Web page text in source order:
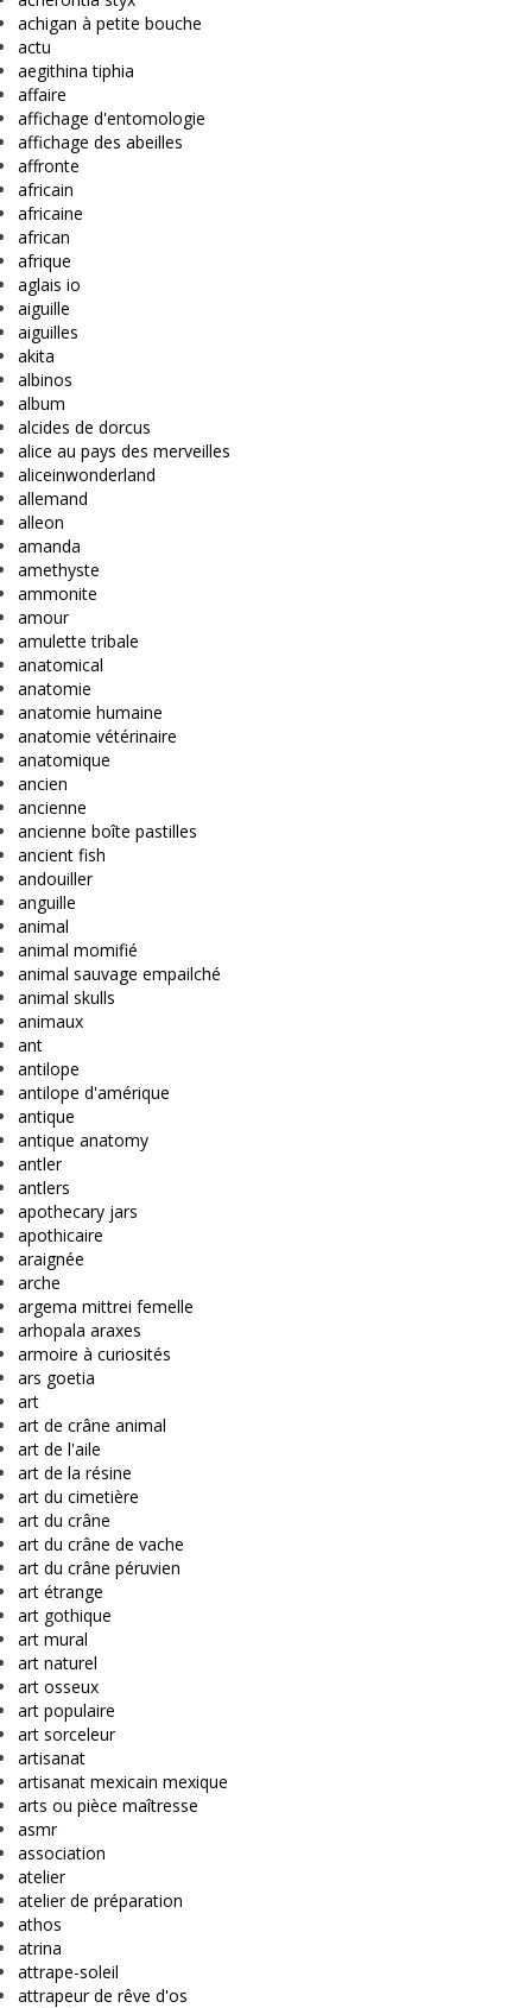
achigan à petite bouche
actu
aegithina tiphia
affaire
affichage d'entomologie
affichage des abeilles
affronte
africain
africaine
african
afrique
aglais io
aiguille
aiguilles
akita
albinos
album
alcides de dorcus
alice au pays des merveilles
aliceinwonderland
allemand
alleon
amanda
amethyste
ammonite
amour
amulette tribale
anatomical
anatomie
anatomie humaine
anatomie vétérinaire
anatomique
ancien
ancienne
ancienne boîte pastilles
ancient fish
andouiller
anguille
animal
animal momifié
animal sauvage empailché
animal skulls
animaux
ant
antilope
antilope d'amérique
antique
antique anatomy
antler
antlers
apothecary jars
apothicaire
araignée
arche
argema mittrei femelle
arhopala araxes
armoire à curiosités
ars goetia
art
art de crâne animal
art de l'aile
art de la résine
art du cimetière
art du crâne
art du crâne de vache
art du crâne péruvien
art étrange
art gothique
art mural
art naturel
art osseux
art populaire
art sorceleur
artisanat
artisanat mexicain mexique
arts ou pièce maîtresse
asmr
association
atelier
atelier de préparation
athos
atrina
attrape-soleil
attrapeur de rêve d'os